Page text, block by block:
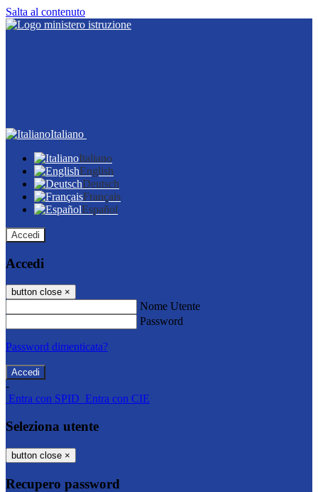
Salta al contenuto
Italiano
Italiano
English
Deutsch
Français
Español
Accedi
Accedi
button close ×
Nome Utente
Password
Password dimenticata?
-
Entra con SPID Entra con CIE
Seleziona utente
button close ×
Recupero password